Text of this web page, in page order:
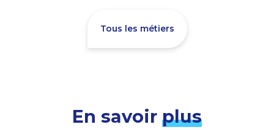
Tous les métiers
En savoir plus